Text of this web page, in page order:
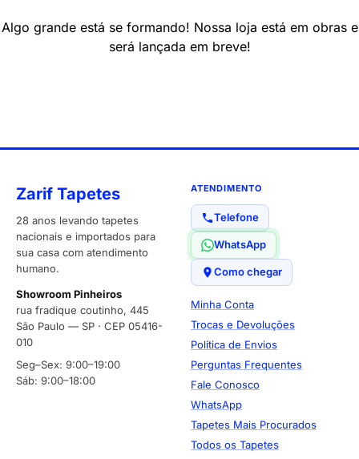
Algo grande está se formando! Nossa loja está em obras e
será lançada em breve!
Zarif Tapetes
28 anos levando tapetes
nacionais e importados para
sua casa com atendimento
humano.
Showroom Pinheiros
rua fradique coutinho, 445
São Paulo — SP · CEP 05416-
010
Seg–Sex: 9:00–19:00
Sáb: 9:00–18:00
ATENDIMENTO
Telefone
WhatsApp
Como chegar
Minha Conta
Trocas e Devoluções
Política de Envios
Perguntas Frequentes
Fale Conosco
WhatsApp
Tapetes Mais Procurados
Todos os Tapetes